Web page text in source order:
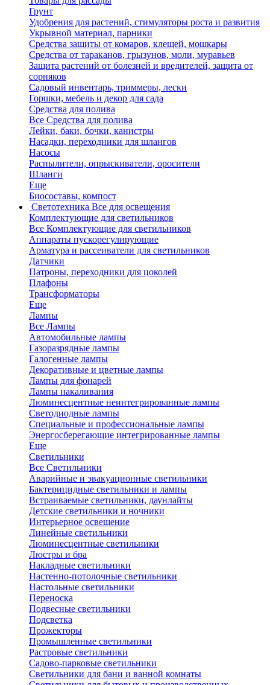
Грунт
Удобрения для растений, стимуляторы роста и развития
Укрывной материал, парники
Средства защиты от комаров, клещей, мошкары
Средства от тараканов, грызунов, моли, муравьев
Защита растений от болезней и вредителей, защита от
сорняков
Садовый инвентарь, триммеры, лески
Горшки, мебель и декор для сада
Средства для полива
Все Средства для полива
Лейки, баки, бочки, канистры
Насадки, переходники для шлангов
Насосы
Распылители, опрыскиватели, оросители
Шланги
Еще
Биосоставы, компост
Светотехника Все для освещения
Комплектующие для светильников
Все Комплектующие для светильников
Аппараты пускорегулирующие
Арматура и рассеиватели для светильников
Датчики
Патроны, переходники для цоколей
Плафоны
Трансформаторы
Еще
Лампы
Все Лампы
Автомобильные лампы
Газоразрядные лампы
Галогенные лампы
Декоративные и цветные лампы
Лампы для фонарей
Лампы накаливания
Люминесцентные неинтегрированные лампы
Светодиодные лампы
Специальные и профессиональные лампы
Энергосберегающие интегрированные лампы
Еще
Светильники
Все Светильники
Аварийные и эвакуационные светильники
Бактерицидные светильники и лампы
Встраиваемые светильники, даунлайты
Детские светильники и ночники
Интерьерное освещение
Линейные светильники
Люминесцентные светильники
Люстры и бра
Накладные светильники
Настенно-потолочные светильники
Настольные светильники
Переноска
Подвесные светильники
Подсветка
Прожекторы
Промышленные светильники
Растровые светильники
Садово-парковые светильники
Светильники для бани и ванной комнаты